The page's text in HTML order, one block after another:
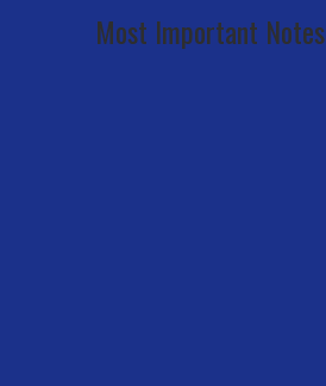
Most Important Notes